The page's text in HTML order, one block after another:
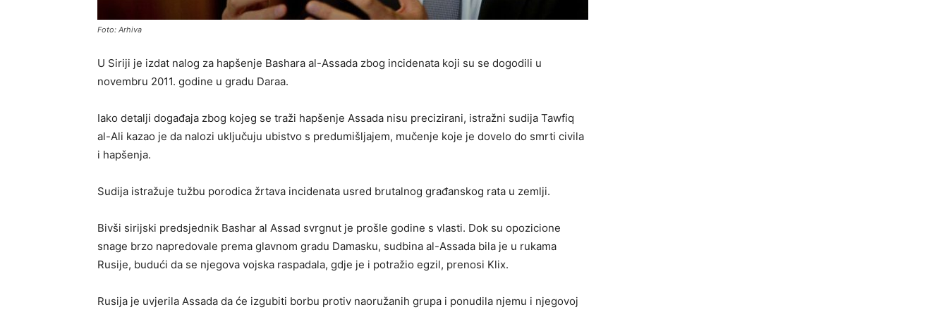
Foto: Arhiva
U Siriji je izdat nalog za hapšenje Bashara al-Assada zbog incidenata koji su se dogodili u
novembru 2011. godine u gradu Daraa.
Iako detalji događaja zbog kojeg se traži hapšenje Assada nisu precizirani, istražni sudija Tawfiq
al-Ali kazao je da nalozi uključuju ubistvo s predumišljajem, mučenje koje je dovelo do smrti civila
i hapšenja.
Sudija istražuje tužbu porodica žrtava incidenata usred brutalnog građanskog rata u zemlji.
Bivši sirijski predsjednik Bashar al Assad svrgnut je prošle godine s vlasti. Dok su opozicione
snage brzo napredovale prema glavnom gradu Damasku, sudbina al-Assada bila je u rukama
Rusije, budući da se njegova vojska raspadala, gdje je i potražio egzil, prenosi Klix.
Rusija je uvjerila Assada da će izgubiti borbu protiv naoružanih grupa i ponudila njemu i njegovoj